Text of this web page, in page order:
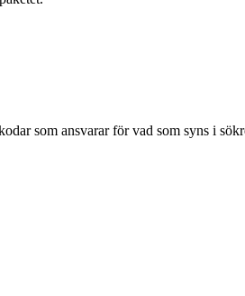
som ansvarar för vad som syns i